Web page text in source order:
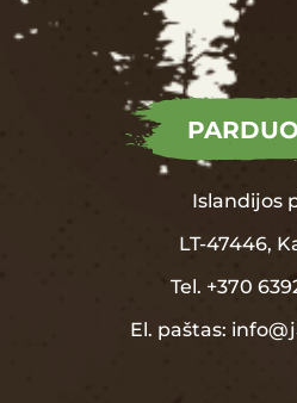
Islandijos
LT-47446,
Tel. +370
El. paštas: